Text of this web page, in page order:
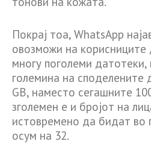
Покрај тоа, WhatsApp
овозможи на корисниците
многу поголеми
големина на споделените
GB, наместо сегашните
зголемен е и бројот на
истовремено да бидат во
осум на 32.